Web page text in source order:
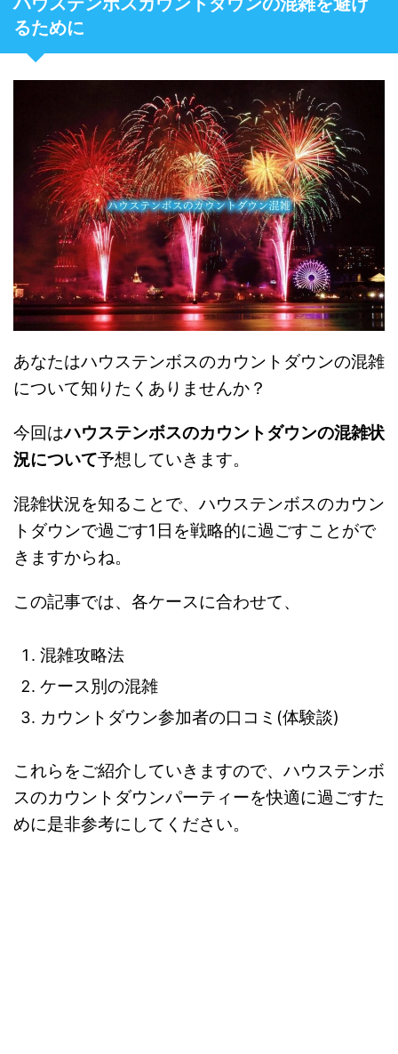
るために
あなたはハウステンボスのカウントダウンの混雑
について知りたくありませんか？
今回はハウステンボスのカウントダウンの混雑状
況について予想していきます。
混雑状況を知ることで、ハウステンボスのカウン
トダウンで過ごす1日を戦略的に過ごすことがで
きますからね。
この記事では、各ケースに合わせて、
混雑攻略法
ケース別の混雑
カウントダウン参加者の口コミ(体験談)
これらをご紹介していきますので、ハウステンボ
スのカウントダウンパーティーを快適に過ごすた
めに是非参考にしてください。